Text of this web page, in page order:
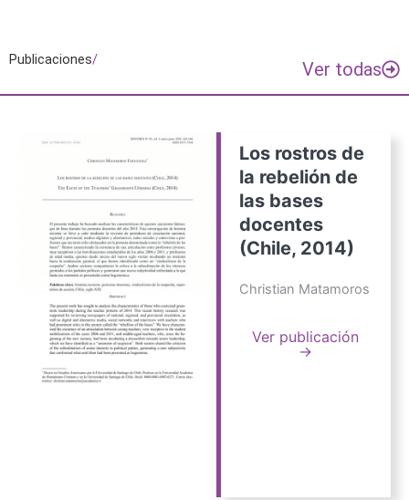
Publicaciones/ Ver todas
Los rostros de
la rebelión de
las bases
docentes
(Chile, 2014)
Christian Matamoros
Ver publicación
→